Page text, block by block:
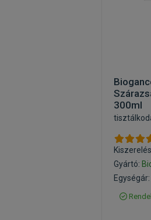
300ml
Gyártó:
Egységár: